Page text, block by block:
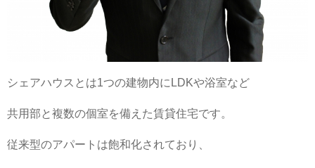
シェアハウスとは1つの建物内にLDKや浴室など
共用部と複数の個室を備えた賃貸住宅です。
従来型のアパートは飽和化されており、